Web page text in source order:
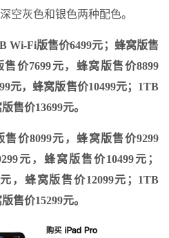
空灰色和银色两种配色。
Wi-Fi版售价6499元；蜂窝版售
售价7699元，蜂窝版售价8899
元，蜂窝版售价10499元；1TB
售价13699元。
售价8099元，蜂窝版售价9299
元，蜂窝版售价10499元；
，蜂窝版售价12099元；1TB
售价15299元。